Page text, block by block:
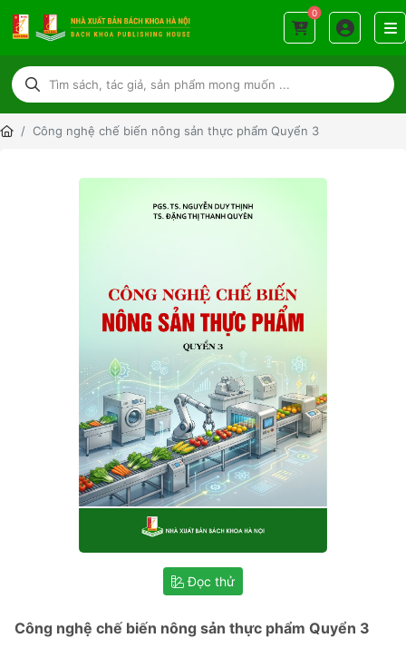
0
Công nghệ chế biến nông sản thực phẩm Quyển 3
Đọc thử
Công nghệ chế biến nông sản thực phẩm Quyển 3